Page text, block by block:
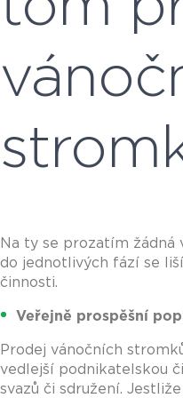
Na ty se prozatím žádná
do jednotlivých fází se
činnosti.
Veřejně prospěšní
Prodej vánočních
vedlejší podnikatelskou
svazů či sdružení.